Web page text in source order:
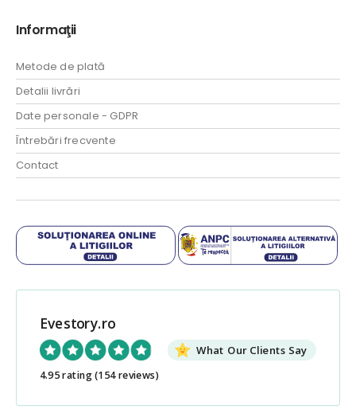
Informaţii
Metode de plată
Detalii livrări
Date personale - GDPR
Întrebări frecvente
Contact
Evestory.ro
What Our Clients Say
4.95 rating(154 reviews)